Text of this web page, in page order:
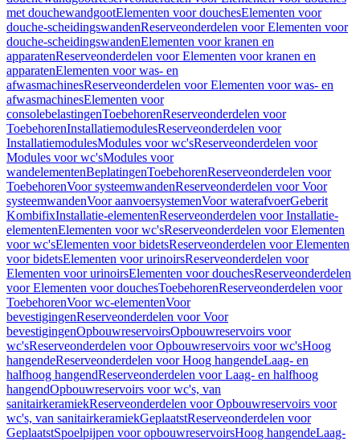
met douchewandgootElementen voor douchesElementen voor
douche-scheidingswandenReserveonderdelen voor Elementen voor
douche-scheidingswandenElementen voor kranen en
apparatenReserveonderdelen voor Elementen voor kranen en
apparatenElementen voor was- en
afwasmachinesReserveonderdelen voor Elementen voor was- en
afwasmachinesElementen voor
consolebelastingenToebehorenReserveonderdelen voor
ToebehorenInstallatiemodulesReserveonderdelen voor
InstallatiemodulesModules voor wc'sReserveonderdelen voor
Modules voor wc'sModules voor
wandelementenBeplatingenToebehorenReserveonderdelen voor
ToebehorenVoor systeemwandenReserveonderdelen voor Voor
systeemwandenVoor aanvoersystemenVoor waterafvoerGeberit
KombifixInstallatie-elementenReserveonderdelen voor Installatie-
elementenElementen voor wc'sReserveonderdelen voor Elementen
voor wc'sElementen voor bidetsReserveonderdelen voor Elementen
voor bidetsElementen voor urinoirsReserveonderdelen voor
Elementen voor urinoirsElementen voor douchesReserveonderdelen
voor Elementen voor douchesToebehorenReserveonderdelen voor
ToebehorenVoor wc-elementenVoor
bevestigingenReserveonderdelen voor Voor
bevestigingenOpbouwreservoirsOpbouwreservoirs voor
wc'sReserveonderdelen voor Opbouwreservoirs voor wc'sHoog
hangendeReserveonderdelen voor Hoog hangendeLaag- en
halfhoog hangendReserveonderdelen voor Laag- en halfhoog
hangendOpbouwreservoirs voor wc's, van
sanitairkeramiekReserveonderdelen voor Opbouwreservoirs voor
wc's, van sanitairkeramiekGeplaatstReserveonderdelen voor
GeplaatstSpoelpijpen voor opbouwreservoirsHoog hangendeLaag-